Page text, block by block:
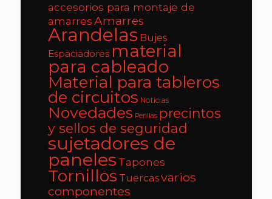
accesorios para montaje de
amarresAmarres
Arandelas Bujes
Espaciadores material
para cableado
Material para tableros
de circuitos Noticias
Novedades Perillas precintos
y sellos de seguridad
sujetadores de
paneles Tapones
Tornillos Tuercasvarios
componentes